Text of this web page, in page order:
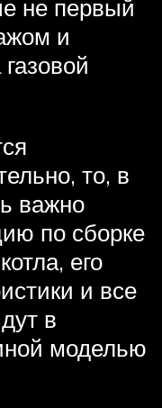
не первый
и
то, в
важно
по сборке
его
и все
в
моделью